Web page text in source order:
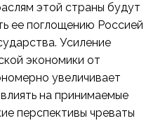
этой страны будут
ее поглощению Россией
Усиление
экономики от
увеличивает
на принимаемые
перспективы чреваты